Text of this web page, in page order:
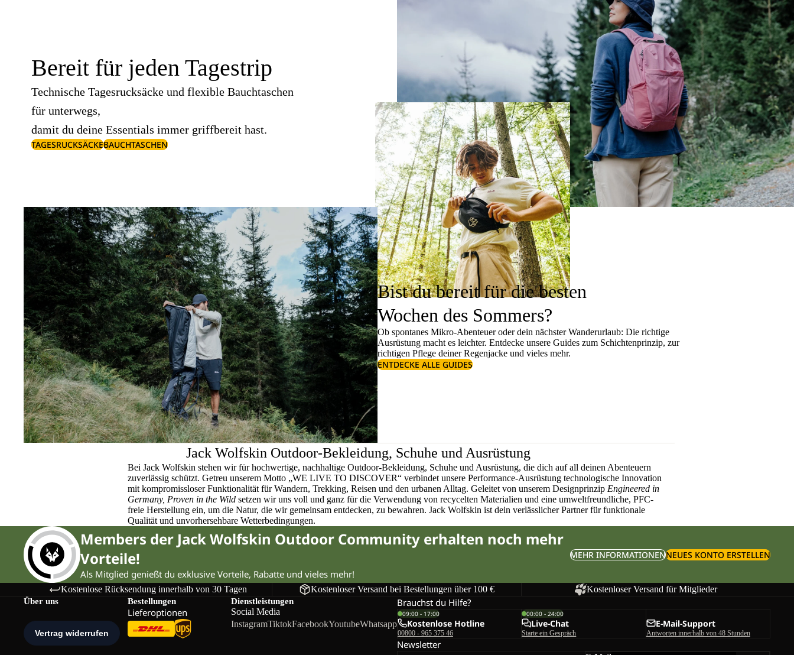
Bereit für jeden Tagestrip
Technische Tagesrucksäcke und flexible Bauchtaschen
für unterwegs,
damit du deine Essentials immer griffbereit hast.
TAGESRUCKSÄCKEBAUCHTASCHEN
Bist du bereit für die besten
Wochen des Sommers?
Ob spontanes Mikro-Abenteuer oder dein nächster Wanderurlaub: Die richtige
Ausrüstung macht es leichter. Entdecke unsere Guides zum Schichtenprinzip, zur
richtigen Pflege deiner Regenjackeund vieles mehr.
ENTDECKE ALLE GUIDES
Jack Wolfskin Outdoor-Bekleidung, Schuhe und Ausrüstung
Bei Jack Wolfskin stehen wir für hochwertige, nachhaltige Outdoor-Bekleidung, Schuhe und Ausrüstung, die dich auf all deinen Abenteuern
zuverlässig schützt. Getreu unserem Motto „WE LIVE TO DISCOVER“ verbindet unsere Performance-Ausrüstung technologische Innovation
mit kompromissloser Funktionalität für Wandern, Trekking, Reisen und den urbanen Alltag. Geleitet von unserem Designprinzip Engineered in
Germany, Proven in the Wild setzen wir uns voll und ganz für die Verwendung von recycelten Materialien und eine umweltfreundliche, PFC-
freie Herstellung ein, um die Natur, die wir gemeinsam entdecken, zu bewahren. Jack Wolfskin ist dein verlässlicher Partner für funktionale
Qualität und unvorhersehbare Wetterbedingungen.
Members der Jack Wolfskin Outdoor Community erhalten noch mehr
Vorteile!
Als Mitglied genießt du exklusive Vorteile, Rabatte und vieles mehr!
MEHR INFORMATIONENNEUES KONTO ERSTELLEN
Kostenlose Rücksendung innerhalb von 30 Tagen Kostenloser Versand bei Bestellungen über 100 € Kostenloser Versand für Mitglieder
Über uns Bestellungen
Lieferoptionen
Dienstleistungen
Social Media
InstagramTiktokFacebookYoutubeWhatsapp
Brauchst du Hilfe?
09:00 - 17:00
Kostenlose Hotline
00800 - 965 375 46
00:00 - 24:00
Live-Chat
Starte ein Gespräch
E-Mail-Support
Antworten innerhalb von 48 Stunden
Newsletter